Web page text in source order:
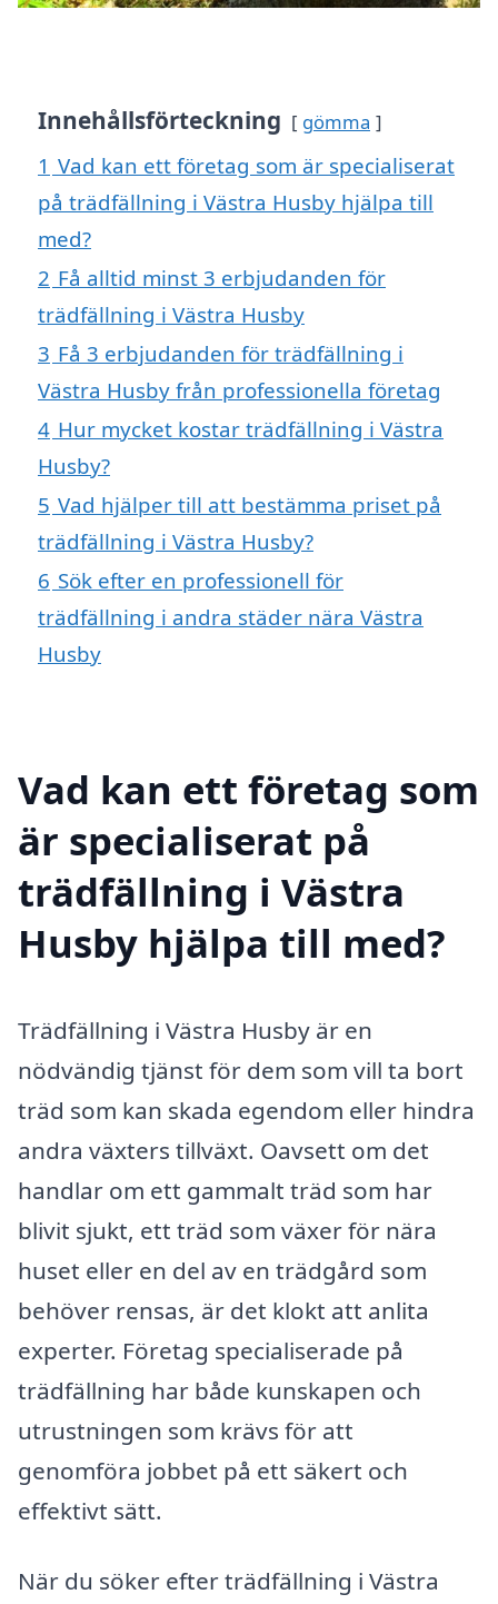
Innehållsförteckning gömma
1 Vad kan ett företag som är specialiserat
på trädfällning i Västra Husby hjälpa till
med?
2 Få alltid minst 3 erbjudanden för
trädfällning i Västra Husby
3 Få 3 erbjudanden för trädfällning i
Västra Husby från professionella företag
4 Hur mycket kostar trädfällning i Västra
Husby?
5 Vad hjälper till att bestämma priset på
trädfällning i Västra Husby?
6 Sök efter en professionell för
trädfällning i andra städer nära Västra
Husby
Vad kan ett företag som
är specialiserat på
trädfällning i Västra
Husby hjälpa till med?
Trädfällning i Västra Husby är en
nödvändig tjänst för dem som vill ta bort
träd som kan skada egendom eller hindra
andra växters tillväxt. Oavsett om det
handlar om ett gammalt träd som har
blivit sjukt, ett träd som växer för nära
huset eller en del av en trädgård som
behöver rensas, är det klokt att anlita
experter. Företag specialiserade på
trädfällning har både kunskapen och
utrustningen som krävs för att
genomföra jobbet på ett säkert och
effektivt sätt.
När du söker efter trädfällning i Västra